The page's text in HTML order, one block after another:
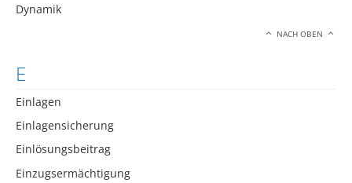
Dynamik
NACH OBEN
E
Einlagen
Einlagensicherung
Einlösungsbeitrag
Einzugsermächtigung